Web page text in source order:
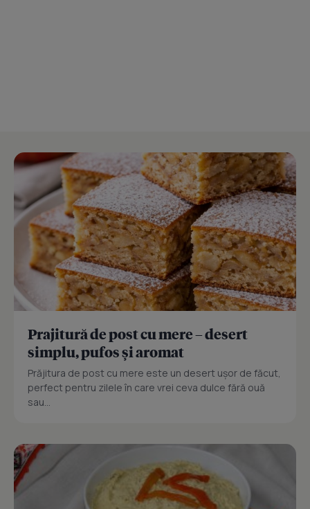
Prajitură de post cu mere – desert
simplu, pufos și aromat
Prăjitura de post cu mere este un desert ușor de făcut,
perfect pentru zilele în care vrei ceva dulce fără ouă
sau...